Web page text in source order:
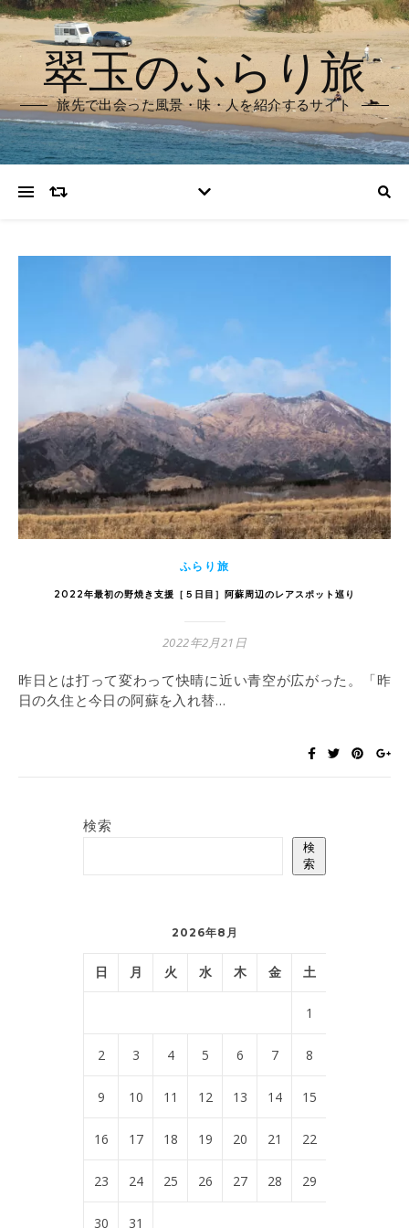
翠玉のふらり旅
旅先で出会った風景・味・人を紹介するサイト
ふらり旅
2022年最初の野焼き支援［５日目］阿蘇周辺のレアスポット巡り
2022年2月21日
昨日とは打って変わって快晴に近い青空が広がった。「昨
日の久住と今日の阿蘇を入れ替…
検索
検
索
2026年8月
日 月 火 水 木 金 土
1
2 3 4 5 6 7 8
9 10 11 12 13 14 15
16 17 18 19 20 21 22
23 24 25 26 27 28 29
30 31